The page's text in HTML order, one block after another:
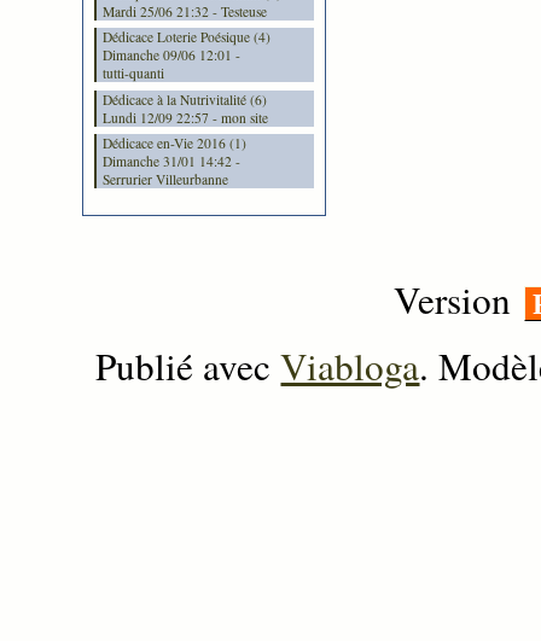
Mardi 25/06 21:32 - Testeuse
Dédicace Loterie Poésique (4)
Dimanche 09/06 12:01 -
tutti-quanti
Dédicace à la Nutrivitalité (6)
Lundi 12/09 22:57 - mon site
Dédicace en-Vie 2016 (1)
Dimanche 31/01 14:42 -
Serrurier Villeurbanne
Version
Publié avecViabloga.